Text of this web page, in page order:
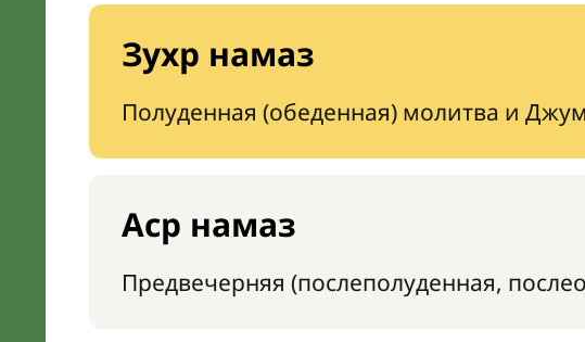
Зухр намаз
Полуденная (обеденная) молитва и
Аср намаз
Предвечерняя (послеполуденная,